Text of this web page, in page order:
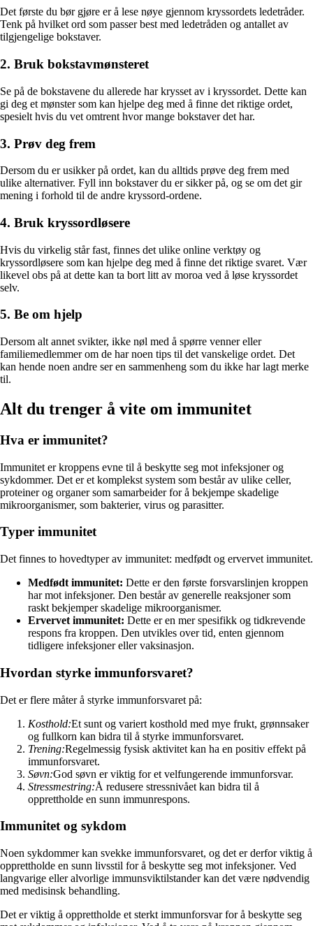
Det første du bør gjøre er å lese nøye gjennom kryssordets ledetråder.
Tenk på hvilket ord som passer best med ledetråden og antallet av
tilgjengelige bokstaver.
2. Bruk bokstavmønsteret
Se på de bokstavene du allerede har krysset av i kryssordet. Dette kan
gi deg et mønster som kan hjelpe deg med å finne det riktige ordet,
spesielt hvis du vet omtrent hvor mange bokstaver det har.
3. Prøv deg frem
Dersom du er usikker på ordet, kan du alltids prøve deg frem med
ulike alternativer. Fyll inn bokstaver du er sikker på, og se om det gir
mening i forhold til de andre kryssord-ordene.
4. Bruk kryssordløsere
Hvis du virkelig står fast, finnes det ulike online verktøy og
kryssordløsere som kan hjelpe deg med å finne det riktige svaret. Vær
likevel obs på at dette kan ta bort litt av moroa ved å løse kryssordet
selv.
5. Be om hjelp
Dersom alt annet svikter, ikke nøl med å spørre venner eller
familiemedlemmer om de har noen tips til det vanskelige ordet. Det
kan hende noen andre ser en sammenheng som du ikke har lagt merke
til.
Alt du trenger å vite om immunitet
Hva er immunitet?
Immunitet er kroppens evne til å beskytte seg mot infeksjoner og
sykdommer. Det er et komplekst system som består av ulike celler,
proteiner og organer som samarbeider for å bekjempe skadelige
mikroorganismer, som bakterier, virus og parasitter.
Typer immunitet
Det finnes to hovedtyper av immunitet: medfødt og ervervet immunitet.
Medfødt immunitet: Dette er den første forsvarslinjen kroppen
har mot infeksjoner. Den består av generelle reaksjoner som
raskt bekjemper skadelige mikroorganismer.
Ervervet immunitet: Dette er en mer spesifikk og tidkrevende
respons fra kroppen. Den utvikles over tid, enten gjennom
tidligere infeksjoner eller vaksinasjon.
Hvordan styrke immunforsvaret?
Det er flere måter å styrke immunforsvaret på:
Kosthold:Et sunt og variert kosthold med mye frukt, grønnsaker
og fullkorn kan bidra til å styrke immunforsvaret.
Trening:Regelmessig fysisk aktivitet kan ha en positiv effekt på
immunforsvaret.
Søvn:God søvn er viktig for et velfungerende immunforsvar.
Stressmestring:Å redusere stressnivået kan bidra til å
opprettholde en sunn immunrespons.
Immunitet og sykdom
Noen sykdommer kan svekke immunforsvaret, og det er derfor viktig å
opprettholde en sunn livsstil for å beskytte seg mot infeksjoner. Ved
langvarige eller alvorlige immunsviktilstander kan det være nødvendig
med medisinsk behandling.
Det er viktig å opprettholde et sterkt immunforsvar for å beskytte seg